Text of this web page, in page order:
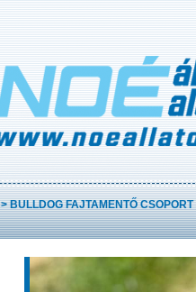
>BULLDOG FAJTAMENTŐ CSOPORT